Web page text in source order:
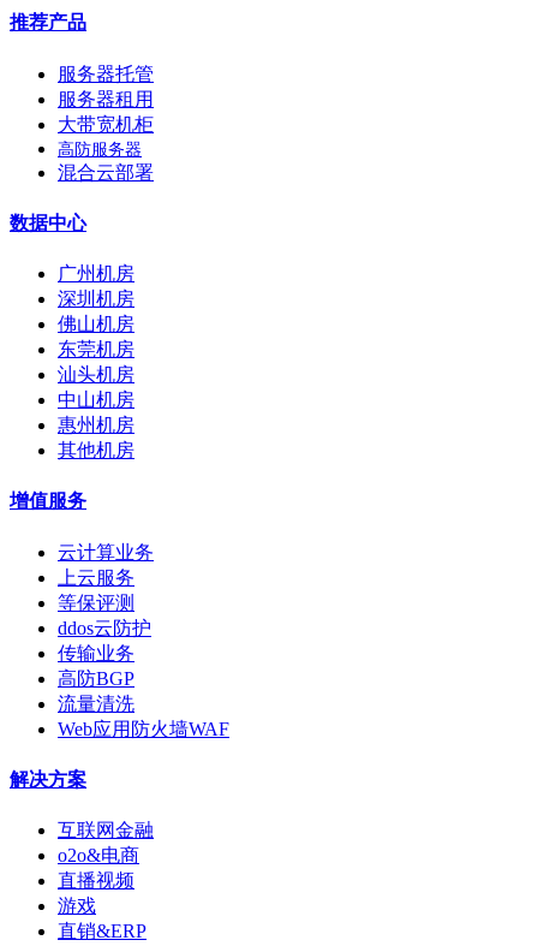
推荐产品
服务器托管
服务器租用
大带宽机柜
高防服务器
混合云部署
数据中心
广州机房
深圳机房
佛山机房
东莞机房
汕头机房
中山机房
惠州机房
其他机房
增值服务
云计算业务
上云服务
等保评测
ddos云防护
传输业务
高防BGP
流量清洗
Web应用防火墙WAF
解决方案
互联网金融
o2o&电商
直播视频
游戏
直销&ERP